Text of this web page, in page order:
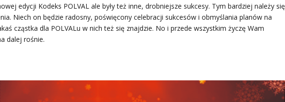
edycji Kodeks POLVAL ale były też inne, drobniejsze sukcesy. Tym bardziej należy się
Niech on będzie radosny, poświęcony celebracji sukcesów i obmyślania planów na
cząstka dla POLVALu w nich też się znajdzie. No i przede wszystkim życzę Wam
dalej rośnie.